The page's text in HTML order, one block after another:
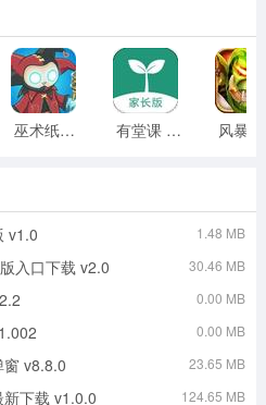
间长度裁剪工具单击一次来裁
晰度，使它们更清晰、更明
像和视频编辑处理工具，支持
水印、图像提取、图像锐化、
背景音乐等多种功能。华军软
载链接，有需要的用户可以免
巫术纸牌游戏 vv1.1.14 有堂课 v1.2.2
v1.0 1.48 MB
入口下载 v2.0 30.46 MB
0.00 MB
0.00 MB
v8.8.0 23.65 MB
下载 v1.0.0 124.65 MB